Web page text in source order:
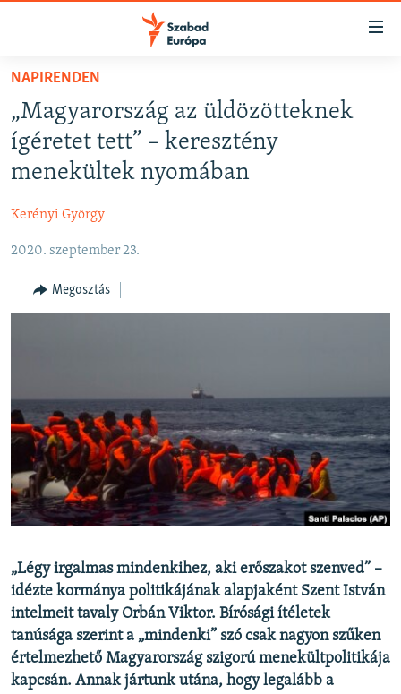
Akadálymentes
Ugrás
fő
oldalra
Ugrás
tartalomjegyzékre
AKTUÁLIS
PODCASTOK
ELEMZŐ
NER15
SZABADON
EURÓPAI UNIÓ
VILÁG
KLÍMAVÁLTOZÁS
A MÚLT TANULSÁGAI
KÖVESSEN MINKET!
Valamennyi RFE/RL weboldal
NAPIRENDEN
„Magyarország az üldözötteknek
ígéretet tett” – keresztény
menekültek nyomában
Kerényi György
2020. szeptember 23.
Megosztás
„Légy irgalmas mindenkihez, aki erőszakot szenved” –
idézte kormánya politikájának alapjaként Szent István
intelmeit tavaly Orbán Viktor. Bírósági ítéletek
tanúsága szerint a „mindenki” szó csak nagyon szűken
értelmezhető Magyarország szigorú menekültpolitikája
kapcsán. Annak jártunk utána, hogy legalább a